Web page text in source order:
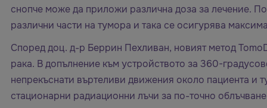
снопче може да приложи различна доза за лечение.
различни части на тумора и така се осигурява
Според доц. д-р Беррин Пехливан, новият метод
рака. В допълнение към устройството за 360-
непрекъснати въртеливи движения около пациента и
стационарни радиационни лъчи за по-точно